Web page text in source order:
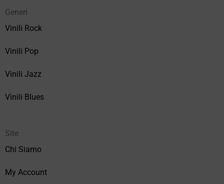
Generi
Vinili Rock
Vinili Pop
Vinili Jazz
Vinili Blues
Site
Chi Siamo
My Account